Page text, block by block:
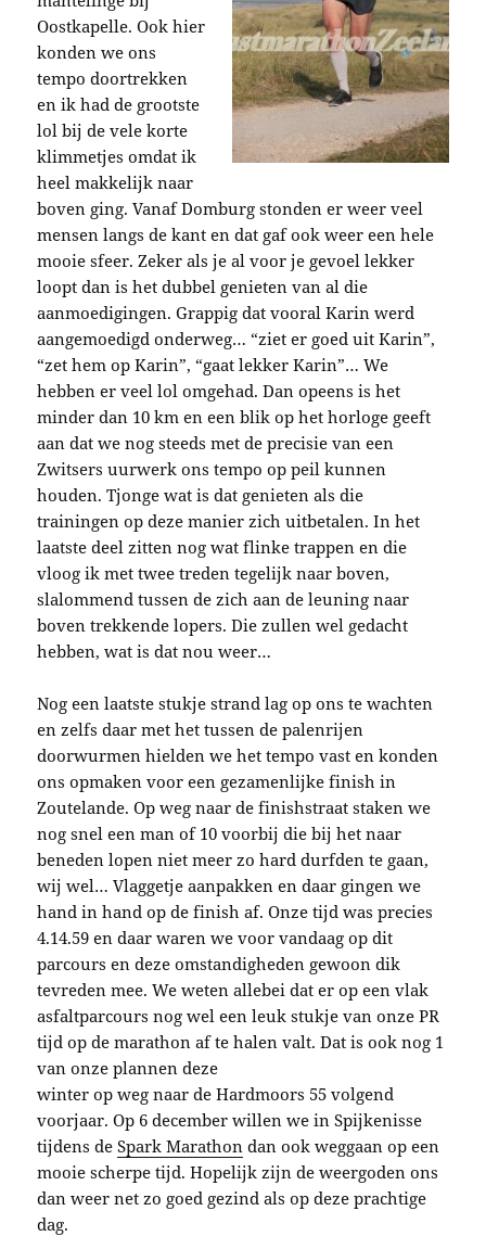
Oostkapelle. Ook hier
konden we ons
tempo doortrekken
en ik had de grootste
lol bij de vele korte
klimmetjes omdat ik
heel makkelijk naar
boven ging. Vanaf Domburg stonden er weer veel
mensen langs de kant en dat gaf ook weer een hele
mooie sfeer. Zeker als je al voor je gevoel lekker
loopt dan is het dubbel genieten van al die
aanmoedigingen. Grappig dat vooral Karin werd
aangemoedigd onderweg… “ziet er goed uit Karin”,
“zet hem op Karin”, “gaat lekker Karin”… We
hebben er veel lol omgehad. Dan opeens is het
minder dan 10 km en een blik op het horloge geeft
aan dat we nog steeds met de precisie van een
Zwitsers uurwerk ons tempo op peil kunnen
houden. Tjonge wat is dat genieten als die
trainingen op deze manier zich uitbetalen. In het
laatste deel zitten nog wat flinke trappen en die
vloog ik met twee treden tegelijk naar boven,
slalommend tussen de zich aan de leuning naar
boven trekkende lopers. Die zullen wel gedacht
hebben, wat is dat nou weer…
Nog een laatste stukje strand lag op ons te wachten
en zelfs daar met het tussen de palenrijen
doorwurmen hielden we het tempo vast en konden
ons opmaken voor een gezamenlijke finish in
Zoutelande. Op weg naar de finishstraat staken we
nog snel een man of 10 voorbij die bij het naar
beneden lopen niet meer zo hard durfden te gaan,
wij wel… Vlaggetje aanpakken en daar gingen we
hand in hand op de finish af. Onze tijd was precies
4.14.59 en daar waren we voor vandaag op dit
parcours en deze omstandigheden gewoon dik
tevreden mee. We weten allebei dat er op een vlak
asfaltparcours nog wel een leuk stukje van onze PR
tijd op de marathon af te halen valt. Dat is ook nog 1
van onze plannen deze
winter op weg naar de Hardmoors 55 volgend
voorjaar. Op 6 december willen we in Spijkenisse
tijdens deSpark Marathon dan ook weggaan op een
mooie scherpe tijd. Hopelijk zijn de weergoden ons
dan weer net zo goed gezind als op deze prachtige
dag.